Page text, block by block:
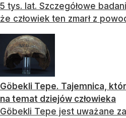
5 tys. lat. Szczegółowe
że człowiek ten zmarł z
Göbekli Tepe. Tajemnica,
na temat dziejów człowieka
Göbekli Tepe jest uważane